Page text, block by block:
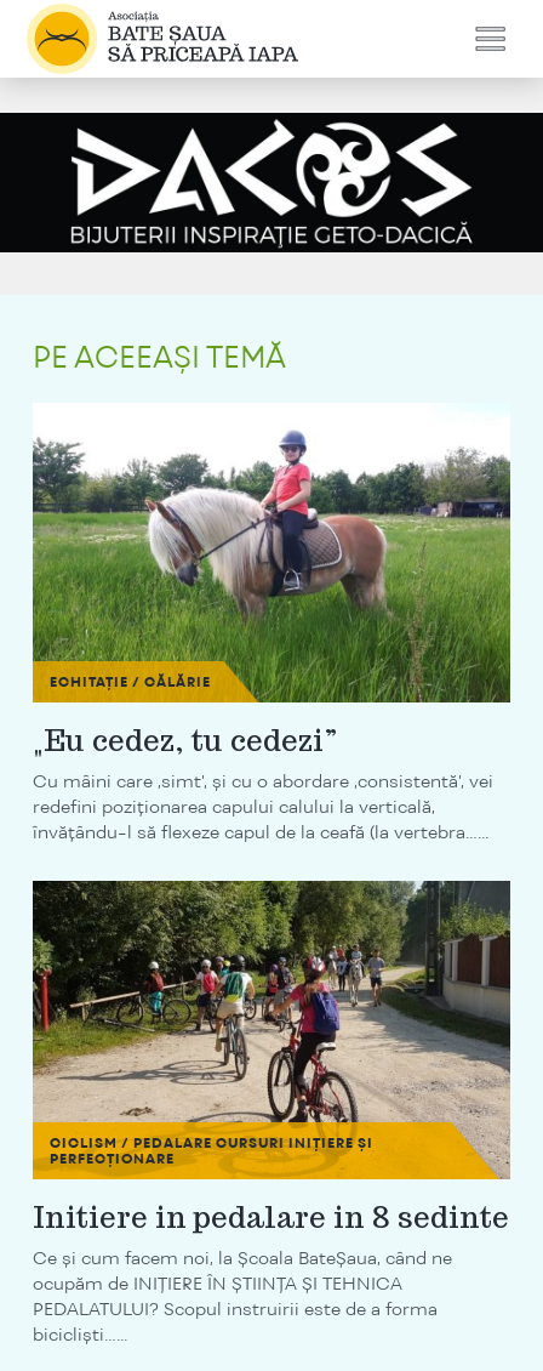
PE ACEEAȘI TEMĂ
ECHITAȚIE / CĂLĂRIE
„Eu cedez, tu cedezi”
Cu mâini care ‚simt’, și cu o abordare ‚consistentă’, vei
redefini poziționarea capului calului la verticală,
învățându-l să flexeze capul de la ceafă (la vertebra…...
CICLISM / PEDALARE CURSURI INIȚIERE ȘI
PERFECȚIONARE
Initiere in pedalare in 8 sedinte
Ce și cum facem noi, la Școala BateȘaua, când ne
ocupăm de INIȚIERE ÎN ȘTIINȚA ȘI TEHNICA
PEDALATULUI? Scopul instruirii este de a forma
bicicliști…...